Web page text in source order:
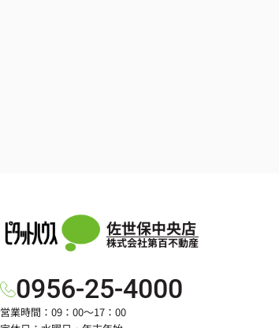
佐世保中央店
株式会社第百不動産
0956-25-4000
営業時間：09：00～17：00